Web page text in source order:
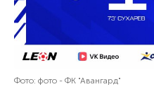
Фото: фото - ФК "Авангард"